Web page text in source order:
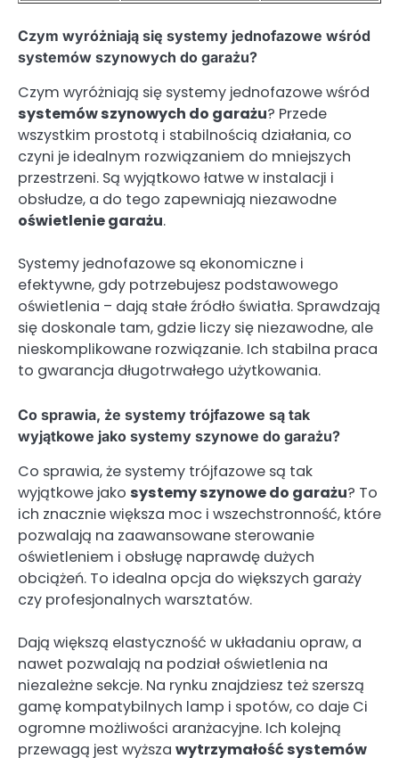
Czym wyróżniają się systemy jednofazowe wśród
systemów szynowych do garażu?
Czym wyróżniają się systemy jednofazowe wśród
systemów szynowych do garażu? Przede
wszystkim prostotą i stabilnością działania, co
czyni je idealnym rozwiązaniem do mniejszych
przestrzeni. Są wyjątkowo łatwe w instalacji i
obsłudze, a do tego zapewniają niezawodne
oświetlenie garażu.
Systemy jednofazowe są ekonomiczne i
efektywne, gdy potrzebujesz podstawowego
oświetlenia – dają stałe źródło światła. Sprawdzają
się doskonale tam, gdzie liczy się niezawodne, ale
nieskomplikowane rozwiązanie. Ich stabilna praca
to gwarancja długotrwałego użytkowania.
Co sprawia, że systemy trójfazowe są tak
wyjątkowe jako systemy szynowe do garażu?
Co sprawia, że systemy trójfazowe są tak
wyjątkowe jako systemy szynowe do garażu? To
ich znacznie większa moc i wszechstronność, które
pozwalają na zaawansowane sterowanie
oświetleniem i obsługę naprawdę dużych
obciążeń. To idealna opcja do większych garaży
czy profesjonalnych warsztatów.
Dają większą elastyczność w układaniu opraw, a
nawet pozwalają na podział oświetlenia na
niezależne sekcje. Na rynku znajdziesz też szerszą
gamę kompatybilnych lamp i spotów, co daje Ci
ogromne możliwości aranżacyjne. Ich kolejną
przewagą jest wyższa wytrzymałość systemów